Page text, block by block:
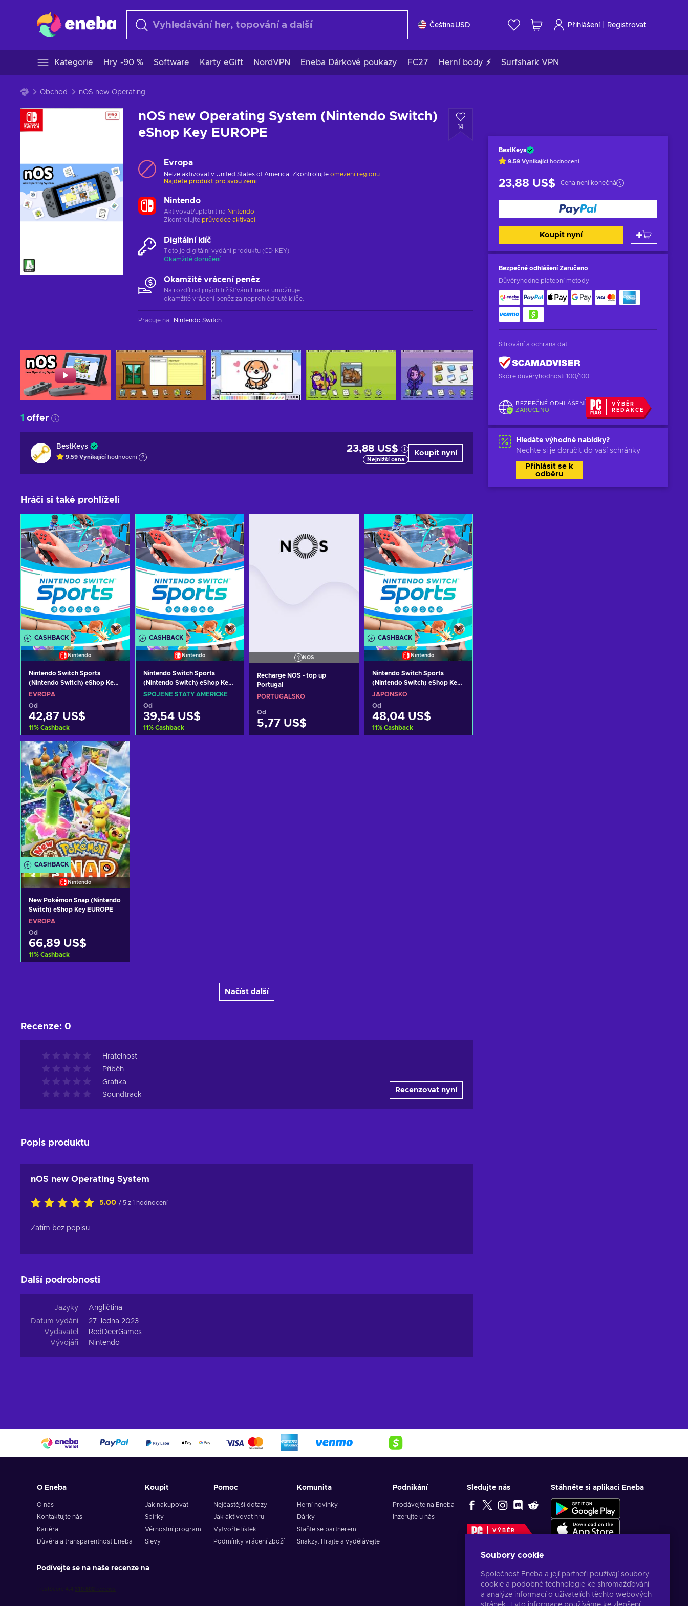
Čeština USD Přihlášení| Registrovat
Kategorie Hry -90 % Software Karty eGift NordVPN Eneba Dárkové poukazy FC27 Herní body ⚡ Surfshark VPN
Obchod nOS new Operating System (Nintendo Switch) eShop Key EUROPE
nOS new Operating System (Nintendo Switch)
eShop Key EUROPE
14
BestKeys
9.59 Vynikající hodnocení
23,88 US$ Cena není konečná
Koupit nyní
Bezpečné odhlášení Zaručeno
Důvěryhodné platební metody
Šifrování a ochrana dat
Skóre důvěryhodnosti 100/100
BEZPEČNÉ ODHLÁŠENÍ
ZARUČENO
VÝBĚR
REDAKCE
Hledáte výhodné nabídky?
Nechte si je doručit do vaší schránky
Přihlásit se k
odběru
Evropa
Nelze aktivovat v United States of America. Zkontrolujte omezení regionu
Najděte produkt pro svou zemi
Nintendo
Aktivovat/uplatnit na Nintendo
Zkontrolujte průvodce aktivací
Digitální klíč
Toto je digitální vydání produktu (CD-KEY)
Okamžité doručení
Okamžité vrácení peněz
Na rozdíl od jiných tržišť vám Eneba umožňuje
okamžité vrácení peněz za neprohlédnuté klíče.
Pracuje na: Nintendo Switch
1 offer
BestKeys
9.59 Vynikající hodnocení
23,88 US$
Nejnižší cena
Koupit nyní
Hráči si také prohlíželi
CASHBACK
Nintendo
Nintendo Switch Sports
(Nintendo Switch) eShop Key
EUROPE
EVROPA
Od
42,87 US$
11% Cashback
Přidat do košíku
Zobrazit nabídky
CASHBACK
Nintendo
Nintendo Switch Sports
(Nintendo Switch) eShop Key
UNITED STATES
SPOJENÉ STÁTY AMERICKÉ
Od
39,54 US$
11% Cashback
NOS
Recharge NOS - top up
Portugal
PORTUGALSKO
Od
5,77 US$
CASHBACK
Nintendo
Nintendo Switch Sports
(Nintendo Switch) eShop Key
JAPAN
JAPONSKO
Od
48,04 US$
11% Cashback
CASHBACK
Nintendo
New Pokémon Snap (Nintendo
Switch) eShop Key EUROPE
EVROPA
Od
66,89 US$
11% Cashback
Načíst další
Recenze: 0
Hratelnost
Příběh
Grafika
Soundtrack
Recenzovat nyní
Popis produktu
nOS new Operating System
5.00 / 5 z 1 hodnocení
Zatím bez popisu
Další podrobnosti
Jazyky
Angličtina
Datum vydání
27. ledna 2023
Vydavatel
RedDeerGames
Vývojáři
Nintendo
O Eneba
O nás
Kontaktujte nás
Kariéra
Důvěra a transparentnost Eneba
Koupit
Jak nakupovat
Sbírky
Věrnostní program
Slevy
Pomoc
Nejčastější dotazy
Jak aktivovat hru
Vytvořte lístek
Podmínky vrácení zboží
Komunita
Herní novinky
Dárky
Staňte se partnerem
Snakzy: Hrajte a vydělávejte
Podnikání
Prodávejte na Eneba
Inzerujte u nás
Sledujte nás
VÝBĚR
Stáhněte si aplikaci Eneba
Podívejte se na naše recenze na
Soubory cookie
Společnost Eneba a její partneři používají soubory
cookie a podobné technologie ke shromažďování
a analýze informací o uživatelích těchto webových